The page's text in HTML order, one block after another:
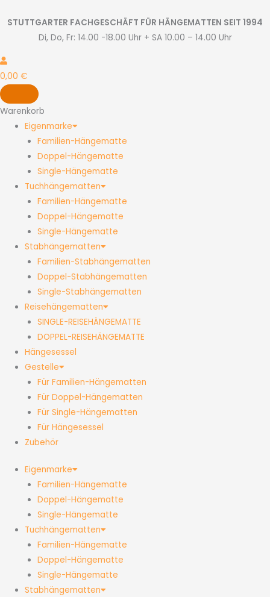
Inhalt
STUTTGARTER FACHGESCHÄFT FÜR HÄNGEMATTEN SEIT 1994
Di, Do, Fr: 14.00 -18.00 Uhr + SA 10.00 – 14.00 Uhr
0,00 €
Warenkorb
Eigenmarke
Familien-Hängematte
Doppel-Hängematte
Single-Hängematte
Tuchhängematten
Familien-Hängematte
Doppel-Hängematte
Single-Hängematte
Stabhängematten
Familien-Stabhängematten
Doppel-Stabhängematten
Single-Stabhängematten
Reisehängematten
SINGLE-REISEHÄNGEMATTE
DOPPEL-REISEHÄNGEMATTE
Hängesessel
Gestelle
Für Familien-Hängematten
Für Doppel-Hängematten
Für Single-Hängematten
Für Hängesessel
Zubehör
Eigenmarke
Familien-Hängematte
Doppel-Hängematte
Single-Hängematte
Tuchhängematten
Familien-Hängematte
Doppel-Hängematte
Single-Hängematte
Stabhängematten